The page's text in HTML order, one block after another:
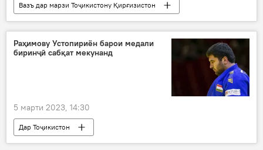
Вазъ дар марзи Тоҷикистону Қирғизистон
СААД
Амният ва мудофиа
Дар Тоҷикистон
марз
Раҳимову Устопириён барои медали
биринҷӣ сабқат мекунанд
5 марти 2023, 14:30
Дар Тоҷикистон
Навигариҳои варзиши Тоҷикистон
мусобиқа